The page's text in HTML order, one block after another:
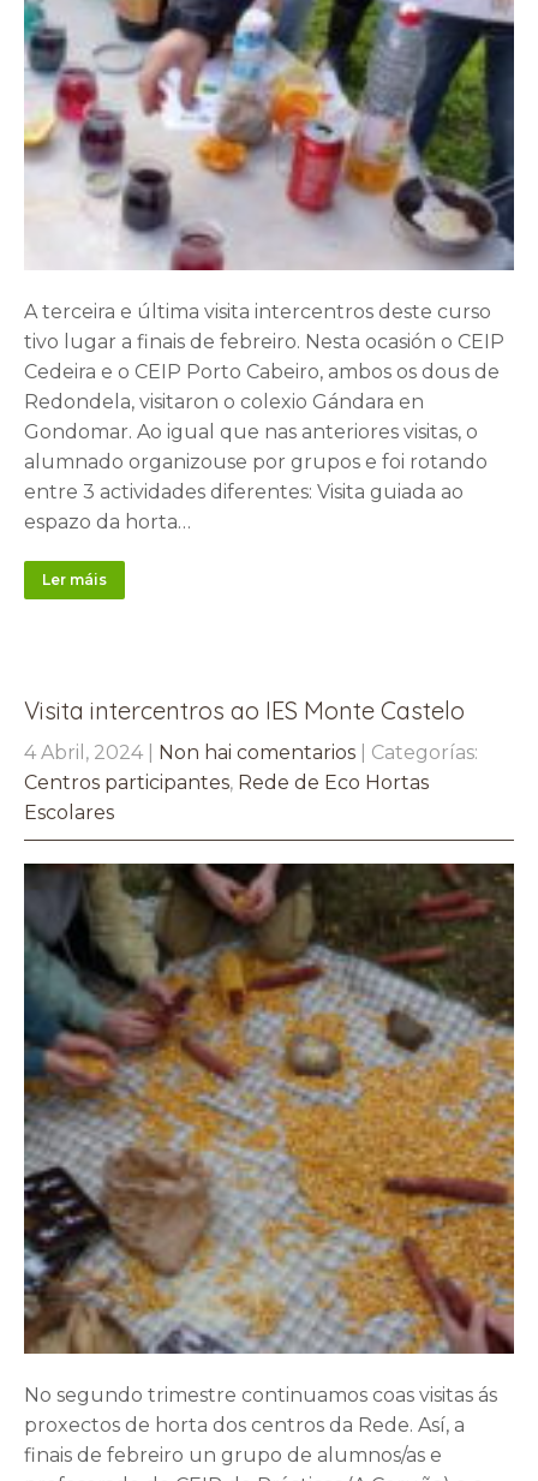
A terceira e última visita intercentros deste curso
tivo lugar a finais de febreiro. Nesta ocasión o CEIP
Cedeira e o CEIP Porto Cabeiro, ambos os dous de
Redondela, visitaron o colexio Gándara en
Gondomar. Ao igual que nas anteriores visitas, o
alumnado organizouse por grupos e foi rotando
entre 3 actividades diferentes: Visita guiada ao
espazo da horta…
Ler máis
Visita intercentros ao IES Monte Castelo
4 Abril, 2024 Non hai comentarios
| Categorías:
Centros participantes, Rede de Eco Hortas
Escolares
No segundo trimestre continuamos coas visitas ás
proxectos de horta dos centros da Rede. Así, a
finais de febreiro un grupo de alumnos/as e